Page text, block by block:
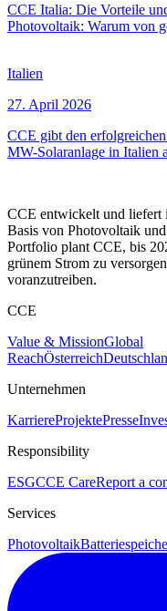
CCE Italia: Die Vorteile
Photovoltaik: Warum von
Italien
27. April 2026
CCE gibt den
MW-Solaranlage in Italien
CCE entwickelt und liefert
Basis von Photovoltaik
Portfolio plant CCE, bis
grünem Strom zu
voranzutreiben.
CCE
Value & MissionGlobal
ReachÖsterreich
Unternehmen
KarriereProjektePresse
Responsibility
ESGCCE CareReport a
Services
Photovoltaik